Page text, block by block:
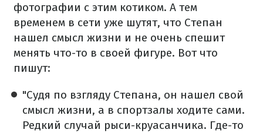
фотографии с этим котиком. А тем
временем в сети уже шутят, что Степан
нашел смысл жизни и не очень спешит
менять что-то в своей фигуре. Вот что
пишут:
"Судя по взгляду Степана, он нашел свой
смысл жизни, а в спортзалы ходите сами.
Редкий случай рыси-круасанчика. Где-то